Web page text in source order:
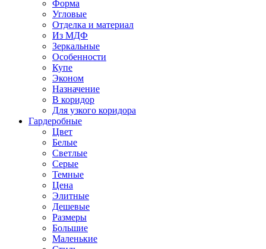
Форма
Угловые
Отделка и материал
Из МДФ
Зеркальные
Особенности
Купе
Эконом
Назначение
В коридор
Для узкого коридора
Гардеробные
Цвет
Белые
Светлые
Серые
Темные
Цена
Элитные
Дешевые
Размеры
Большие
Маленькие